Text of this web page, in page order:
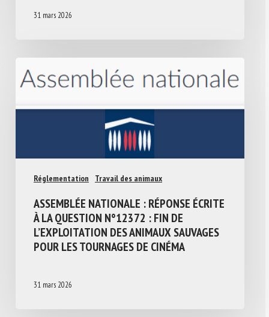
31 mars 2026
Réglementation Travail des animaux
ASSEMBLÉE NATIONALE : RÉPONSE ÉCRITE
À LA QUESTION N°12372 : FIN DE
L’EXPLOITATION DES ANIMAUX SAUVAGES
POUR LES TOURNAGES DE CINÉMA
31 mars 2026